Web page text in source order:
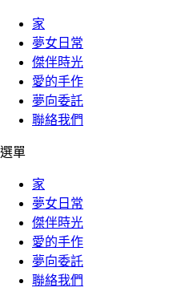
家
夢女日常
傑伴時光
愛的手作
夢向委託
聯絡我們
選單
家
夢女日常
傑伴時光
愛的手作
夢向委託
聯絡我們